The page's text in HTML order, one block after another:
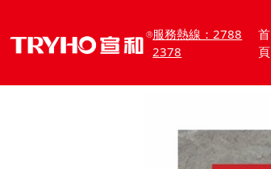
服務熱線：2788
2378
首
頁